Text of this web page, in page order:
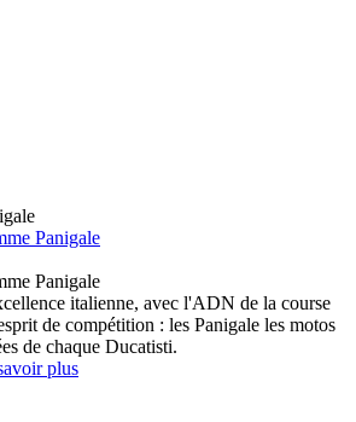
Panigale
Panigale
italienne, avec l'ADN de la course
de compétition : les Panigale les motos
de chaque Ducatisti.
plus